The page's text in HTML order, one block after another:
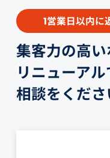
1営業日以内に
集客力の高い
リニューア
相談をくださ